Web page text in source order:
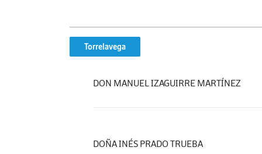
Torrelavega
DON MANUEL IZAGUIRRE MARTÍNEZ
DOÑA INÉS PRADO TRUEBA